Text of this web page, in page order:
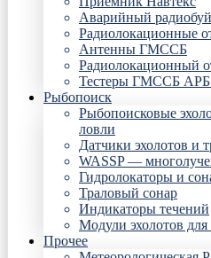
Аварийный радиобуй
Радиолокационные
Антенны ГМССБ
Радиолокационный
Тестеры ГМССБ
Рыбопоиск
Рыбопоисковые
ловли
Датчики эхолотов и
WASSP —
Гидролокаторы и
Траловый сонар
Индикаторы течений
Модули эхолотов
Прочее